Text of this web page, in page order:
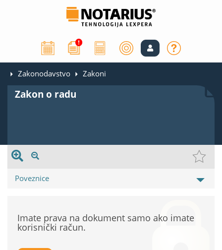
Zakonodavstvo Zakoni
Zakon o radu
Poveznice
Imate prava na dokument samo ako imate
korisnički račun.